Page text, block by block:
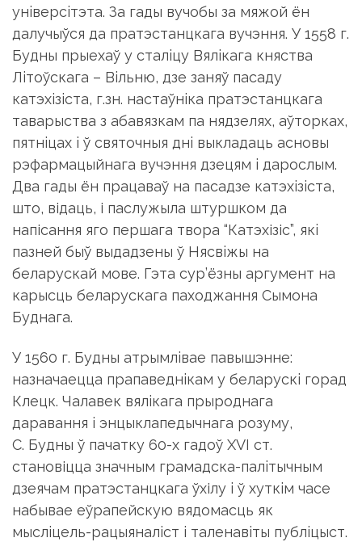
унiверсiтэта. За гады вучобы за мяжой ён
далучыўся да пратэстанцкага вучэння. У 1558 г.
Будны прыехаў у сталiцу Вялiкага княства
Лiтоўскага – Вiльню, дзе заняў пасаду
катэхiзiста, г.зн. настаўнiка пратэстанцкага
таварыства з абавязкам па нядзелях, аўторках,
пятнiцах i ў святочныя днi выкладаць асновы
рэфармацыйнага вучэння дзецям i дарослым.
Два гады ён працаваў на пасадзе катэхiзiста,
што, відаць, і паслужыла штуршком да
напісання яго першага твора “Катэхізіс”, якi
пазней быў выдадзены ў Нясвiжы на
беларускай мове. Гэта сур’ёзны аргумент на
карысць беларускага паходжання Сымона
Буднага.
У 1560 г. Будны атрымлiвае павышэнне:
назначаецца пра­па­веднiкам у беларускi горад
Клецк. Чалавек вялiкага прыроднага
даравання i энцыклапедычнага розуму,
С. Будны ў пачатку 60-х гадоў XVI ст.
становіцца значным грамадска-палiтычным
дзеячам пратэстанцкага ўхілу i ў хуткiм часе
набывае еўрапейскую вядомасць як
мыслiцель-рацыяналiст i таленавiты публiцыст.